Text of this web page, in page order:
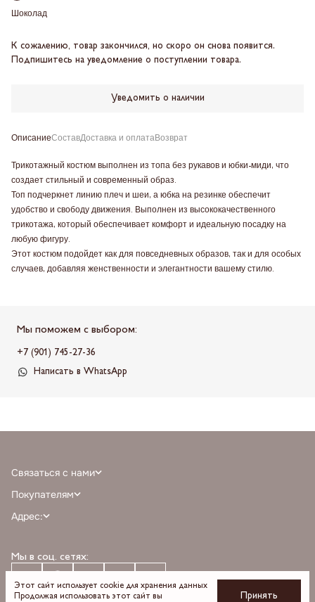
Шоколад
К сожалению, товар закончился, но скоро он снова появится.
Подпишитесь на уведомление о поступлении товара.
Уведомить о наличии
ОписаниеСоставДоставка и оплатаВозврат
Трикотажный костюм выполнен из топа без рукавов и юбки-миди, что
создает стильный и современный образ.
Топ подчеркнет линию плеч и шеи, а юбка на резинке обеспечит
удобство и свободу движения. Выполнен из высококачественного
трикотажа, который обеспечивает комфорт и идеальную посадку на
любую фигуру.
Этот костюм подойдет как для повседневных образов, так и для особых
случаев, добавляя женственности и элегантности вашему стилю.
Мы поможем с выбором:
+7 (901) 745-27-36
Написать в WhatsApp
Мы в соц. сетях:
Связаться с нами
+7 (968) 388-77-75
Написать в MAX
Покупателям
Личный кабинет
О бренде
Оплата
Доставка
Адрес:
Время работы: пн-вс 10:00 — 22:00
Этот сайт использует cookie для хранения данных
Продолжая использовать этот сайт вы
Принять